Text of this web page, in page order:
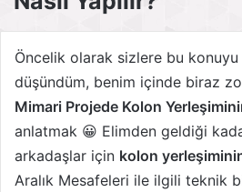
Öncelik olarak sizlere bu konuyu
düşündüm, benim içinde biraz
Mimari Projede Kolon Yerleşiminin
anlatmak 😀 Elimden geldiği
arkadaşlar için kolon
Aralık Mesafeleri ile ilgili teknik